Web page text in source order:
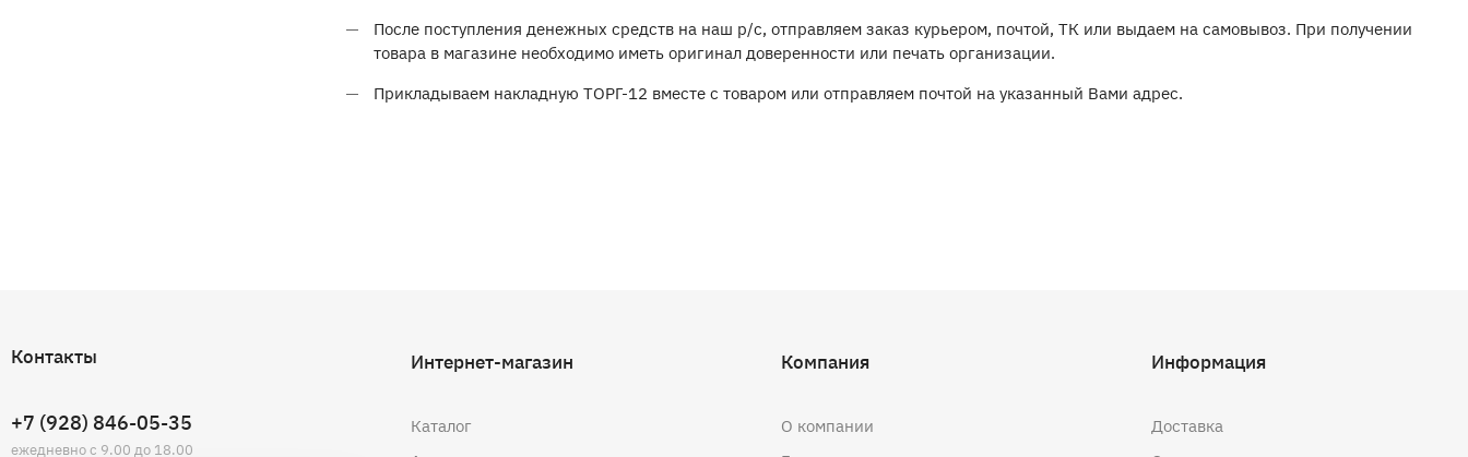
После поступления денежных средств на наш р/с, отправляем заказ курьером, почтой, ТК или выдаем на самовывоз. При получении
товара в магазине необходимо иметь оригинал доверенности или печать организации.
Прикладываем накладную ТОРГ-12 вместе с товаром или отправляем почтой на указанный Вами адрес.
Контакты
+7 (928) 846-05-35
ежедневно с 9.00 до 18.00
Интернет-магазин
Каталог
Компания
О компании
Информация
Доставка